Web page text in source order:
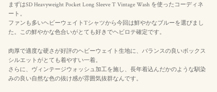
まずはSD Heavyweight Pocket Long Sleeve T Vintage Wash を使ったコーディネ
ート。
ファンも多いヘビーウェイトTシャツから今回は鮮やかなブルーを選びまし
た。この鮮やかな色合いがとても好きでヘビロテ確定です。
肉厚で適度な硬さが好評のヘビーウェイト生地に、バランスの良いボックス
シルエットがとても着やすい一着。
さらに、ヴィンテージウォッシュ加工を施し、長年着込んだかのような馴染
みの良い自然な色の抜け感が雰囲気抜群なんです。